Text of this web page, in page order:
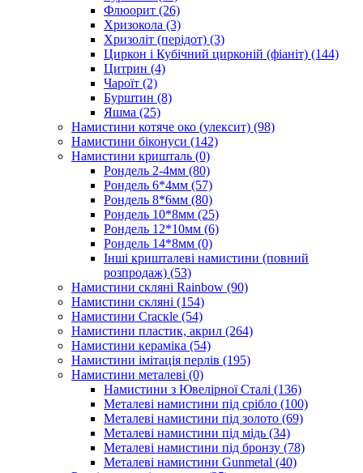
Флюорит (26)
Хризокола (3)
Хризоліт (перідот) (3)
Циркон і Кубічний цирконій (фіаніт) (144)
Цитрин (4)
Чароїт (2)
Бурштин (8)
Яшма (25)
Намистини котяче око (улексит) (98)
Намистини біконуси (142)
Намистини кришталь (0)
Рондель 2-4мм (80)
Рондель 6*4мм (57)
Рондель 8*6мм (80)
Рондель 10*8мм (25)
Рондель 12*10мм (6)
Рондель 14*8мм (0)
Інші кришталеві намистини (повний
розпродаж) (53)
Намистини скляні Rainbow (90)
Намистини скляні (154)
Намистини Cracкle (54)
Намистини пластик, акрил (264)
Намистини кераміка (54)
Намистини імітація перлів (195)
Намистини металеві (0)
Намистини з Ювелірної Сталі (136)
Металеві намистини під срібло (100)
Металеві намистини під золото (69)
Металеві намистини під мідь (34)
Металеві намистини під бронзу (78)
Металеві намистини Gunmetal (40)